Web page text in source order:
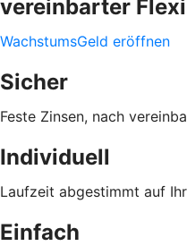
vereinbarter
WachstumsGeld eröffnen
Sicher
Feste Zinsen, nach
Individuell
Laufzeit abgestimmt auf
Einfach